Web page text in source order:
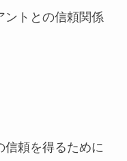
ントとの信頼関係
信頼を得るために